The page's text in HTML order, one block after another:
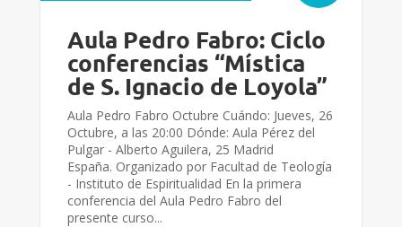
Aula Pedro Fabro: Ciclo
conferencias “Mística
de S. Ignacio de Loyola”
Aula Pedro Fabro Octubre Cuándo: Jueves, 26
Octubre, a las 20:00 Dónde: Aula Pérez del
Pulgar - Alberto Aguilera, 25 Madrid
España. Organizado por Facultad de Teología
- Instituto de Espiritualidad En la primera
conferencia del Aula Pedro Fabro del
presente curso...